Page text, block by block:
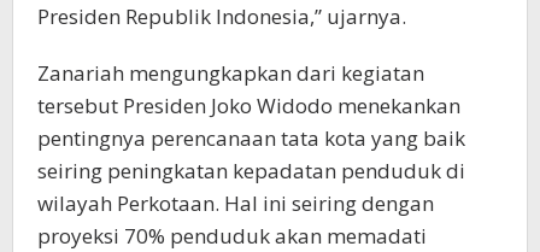
Presiden Republik Indonesia,” ujarnya.
Zanariah mengungkapkan dari kegiatan
tersebut Presiden Joko Widodo menekankan
pentingnya perencanaan tata kota yang baik
seiring peningkatan kepadatan penduduk di
wilayah Perkotaan. Hal ini seiring dengan
proyeksi 70% penduduk akan memadati